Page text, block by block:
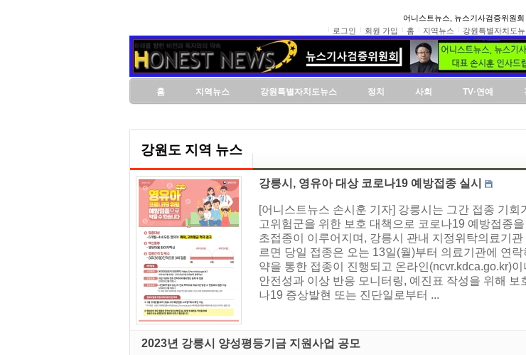
어니스트뉴스, 뉴스기사검증위원회
로그인
회원 가입 홈 지역뉴스 강원특별자치도뉴
홈 지역뉴스 강원특별자치도뉴스 정치 사회 TV·연예
강원도 지역 뉴스
강릉시, 영유아 대상 코로나19 예방접종 실시
[어니스트뉴스 손시훈 기자] 강릉시는 그간 접종 기
고위험군을 위한 보호 대책으로 코로나19 예방접종
초접종이 이루어지며, 강릉시 관내 지정위탁의료기
르면 당일 접종은 오는 13일(월)부터 의료기관에 연
약을 통한 접종이 진행되고 온라인(ncvr.kdca.go.kr)
안전성과 이상 반응 모니터링, 예진표 작성을 위해
나19 증상발현 또는 진단일로부터 ...
2023년 강릉시 양성평등기금 지원사업 공모